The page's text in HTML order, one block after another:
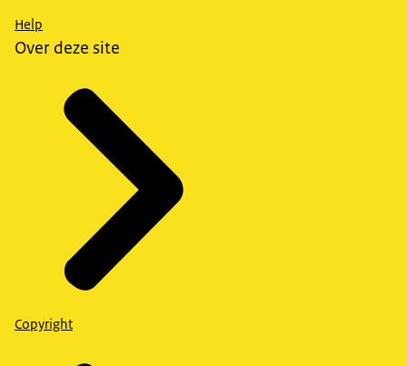
Help
Over deze site
Copyright